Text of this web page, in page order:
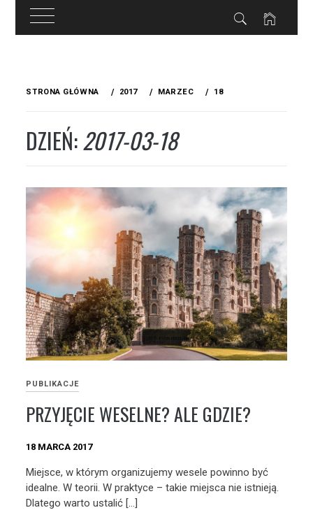
STRONA GŁÓWNA 2017 MARZEC 18
DZIEŃ:2017-03-18
PUBLIKACJE
PRZYJĘCIE WESELNE? ALE GDZIE?
18 MARCA 2017
Miejsce, w którym organizujemy wesele powinno być
idealne. W teorii. W praktyce – takie miejsca nie istnieją.
Dlatego warto ustalić […]